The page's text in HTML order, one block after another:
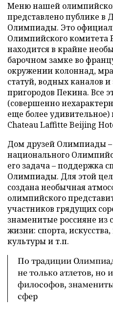
Меню нашей
представлено публике в
Олимпиады. Это
Олимпийского комитета
находится в крайне
барочном замке во
окружении колоннад,
статуй, водных каналов
пригородов Пекина. Все
(совершенно
еще более удивительное)
Chateau Laffitte Beijing
Дом друзей Олимпиады
национального
его задача – поддержка
Олимпиады. Для этой
создана необычная
олимпийского
участников грядущих
знаменитые россияне из
жизни: спорта,
культуры и т.п.
По традиции
не только атлетов,
философов,
сфер